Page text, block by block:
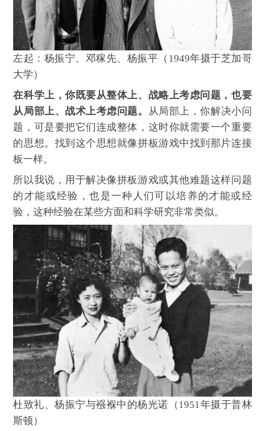
左起：杨振宁、邓稼先、杨振平（1949年摄于芝加哥
大学）
在科学上，你既要从整体上、战略上考虑问题，也要
从局部上、战术上考虑问题。 从局部上，你解决小问
题，可是要把它们连成整体，这时你就需要一个重要
的思想。找到这个思想就像拼板游戏中找到那片连接
板一样。
所以我说，用于解决像拼板游戏或其他难题这样问题
的才能或经验，也是一种人们可以培养的才能或经
验，这种经验在某些方面和科学研究非常类似。
杜致礼、杨振宁与襁褓中的杨光诺（1951年摄于普林
斯顿）